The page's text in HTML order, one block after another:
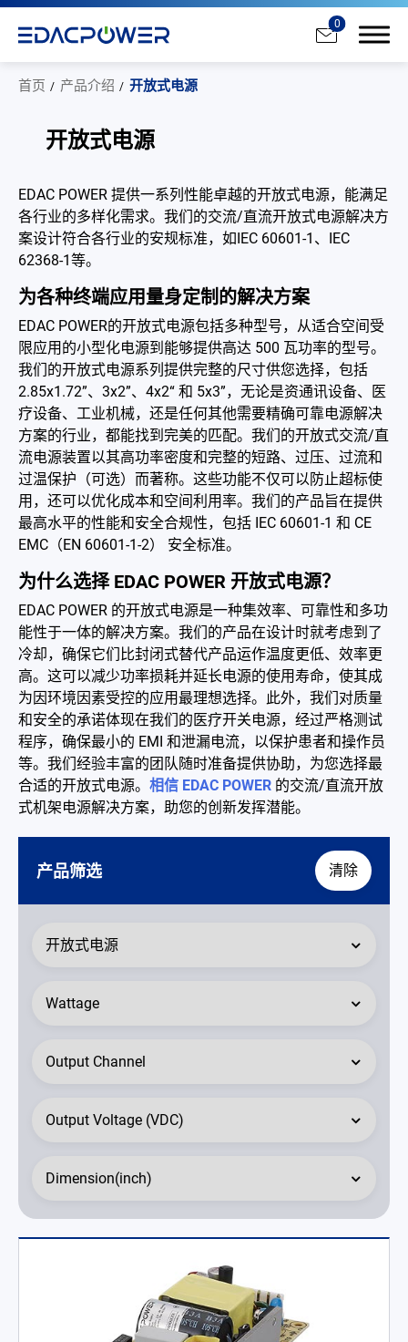
0
首页 产品介绍 开放式电源
开放式电源
EDAC POWER 提供一系列性能卓越的开放式电源，能满足
各行业的多样化需求。我们的交流/直流开放式电源解决方
案设计符合各行业的安规标准，如IEC 60601-1、IEC
62368-1等。
为各种终端应用量身定制的解决方案
EDAC POWER的开放式电源包括多种型号，从适合空间受
限应用的小型化电源到能够提供高达 500 瓦功率的型号。
我们的开放式电源系列提供完整的尺寸供您选择，包括
2.85x1.72”、3x2”、4x2“ 和 5x3”，无论是资通讯设备、医
疗设备、工业机械，还是任何其他需要精确可靠电源解决
方案的行业，都能找到完美的匹配。我们的开放式交流/直
流电源装置以其高功率密度和完整的短路、过压、过流和
过温保护（可选）而著称。这些功能不仅可以防止超标使
用，还可以优化成本和空间利用率。我们的产品旨在提供
最高水平的性能和安全合规性，包括 IEC 60601-1 和 CE
EMC（EN 60601-1-2） 安全标准。
为什么选择 EDAC POWER 开放式电源？
EDAC POWER 的开放式电源是一种集效率、可靠性和多功
能性于一体的解决方案。我们的产品在设计时就考虑到了
冷却，确保它们比封闭式替代产品运作温度更低、效率更
高。这可以减少功率损耗并延长电源的使用寿命，使其成
为因环境因素受控的应用最理想选择。此外，我们对质量
和安全的承诺体现在我们的医疗开关电源，经过严格测试
程序，确保最小的 EMI 和泄漏电流，以保护患者和操作员
等。我们经验丰富的团队随时准备提供协助，为您选择最
合适的开放式电源。 相信 EDAC POWER 的交流/直流开放
式机架电源解决方案，助您的创新发挥潜能。
产品筛选 清除
产品介绍
All
AC/DC 电源适配器
AC/DC 医疗电源供应器
PD 充电器
DC/DC 电源适配器
电池适配充电器
开放式电源
内置机壳型电源适配器
LED 电源
CRPS 电源
解决方案
为何选择翌胜
最新消息
公司简介
型录
简体中文 English 繁體中文